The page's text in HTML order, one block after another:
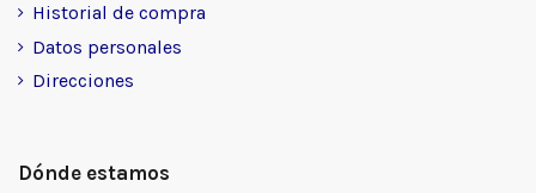
Historial de compra
Datos personales
Direcciones
Dónde estamos